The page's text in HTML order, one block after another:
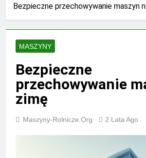
Bezpieczne przechowywanie maszyn
MASZYNY
Bezpieczne
przechowywanie
zimę
Maszyny-Rolnicze.org 2 Lata Ago